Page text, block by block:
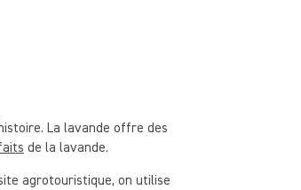
La lavande offre des
de la lavande.
agrotouristique, on utilise